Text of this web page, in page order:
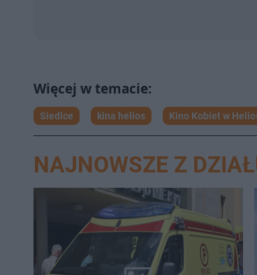
Siedlce kina helios Kino Kobiet w
NAJNOWSZE Z